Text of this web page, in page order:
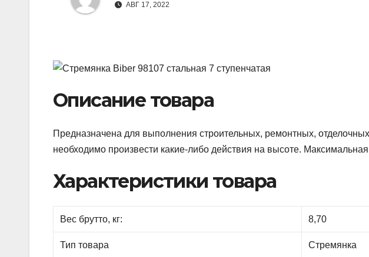
АВГ 17, 2022
Описание товара
Предназначена для выполнения строительных, ремонтных,
необходимо произвести какие-либо действия на высоте. Максимальная
Характеристики товара
Вес брутто, кг: 8,70
Тип товара Стремянка